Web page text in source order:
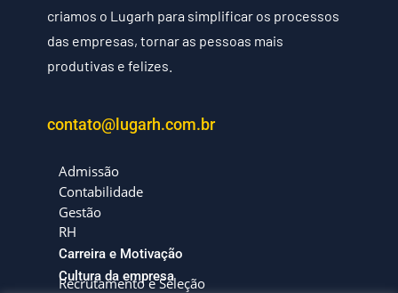
criamos o Lugarh para simplificar os processos
das empresas, tornar as pessoas mais
produtivas e felizes.
contato@lugarh.com.br
Admissão
Contabilidade
Gestão
RH
Carreira e Motivação
Cultura da empresa
Recrutamento e Seleção